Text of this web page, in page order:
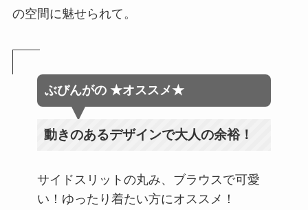
の空間に魅せられて。
ぶびんがの ★オススメ★
動きのあるデザインで大人の余裕！
サイドスリットの丸み、ブラウスで可愛
い！ゆったり着たい方にオススメ！